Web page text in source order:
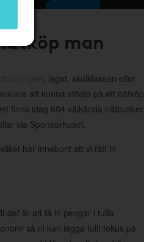
man
, laget, skolklassen eller
att kunna stödja på ett nätköp
finns idag 604 välkända nätbutiker
via Sponsorhuset.
har inneburit att vi fått in
det är att få in pengar i tuffa
så ni kan lägga fullt fokus på